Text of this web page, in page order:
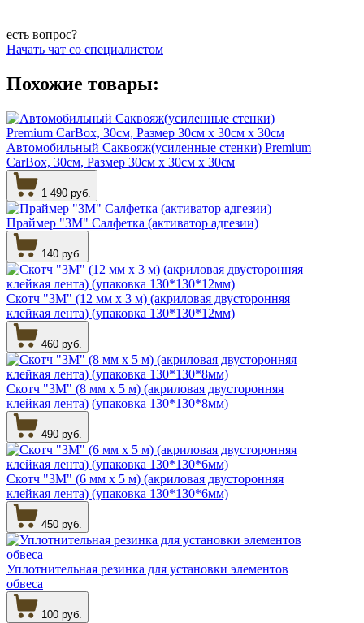
есть вопрос?
Начать чат со специалистом
Похожие товары:
Автомобильный Саквояж(усиленные стенки) Premium
CarBox, 30см, Размер 30см х 30см х 30см
1 490 руб.
Праймер "3М" Салфетка (активатор адгезии)
140 руб.
Скотч "3М" (12 мм х 3 м) (акриловая двусторонняя
клейкая лента) (упаковка 130*130*12мм)
460 руб.
Скотч "3М" (8 мм х 5 м) (акриловая двусторонняя
клейкая лента) (упаковка 130*130*8мм)
490 руб.
Скотч "3М" (6 мм х 5 м) (акриловая двусторонняя
клейкая лента) (упаковка 130*130*6мм)
450 руб.
Уплотнительная резинка для установки элементов
обвеса
100 руб.